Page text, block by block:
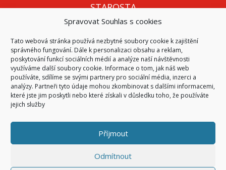
Spravovat Souhlas s cookies
Tato webová stránka používá nezbytné soubory cookie k zajištění
správného fungování. Dále k personalizaci obsahu a reklam,
poskytování funkcí sociálních médií a analýze naší návštěvnosti
využíváme další soubory cookie. Informace o tom, jak náš web
používáte, sdílíme se svými partnery pro sociální média, inzerci a
analýzy. Partneři tyto údaje mohou zkombinovat s dalšími informacemi,
které jste jim poskytli nebo které získali v důsledku toho, že používáte
jejich služby
Příjmout
Odmítnout
STAROSTA
Mgr. Roman Vala
info@oukojetice.cz
ÚŘEDNÍ HODINY
Po, St: 15:30 - 16:30
Všechny kontakty | Kde nás najdete
© 2026Obec Kojetice na Moravě
Všechna práva vyhrazena